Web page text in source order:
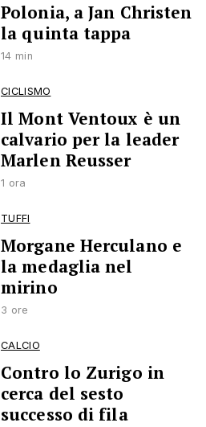
Polonia, a Jan Christen
la quinta tappa
14 min
CICLISMO
Il Mont Ventoux è un
calvario per la leader
Marlen Reusser
1 ora
TUFFI
Morgane Herculano e
la medaglia nel
mirino
3 ore
CALCIO
Contro lo Zurigo in
cerca del sesto
successo di fila